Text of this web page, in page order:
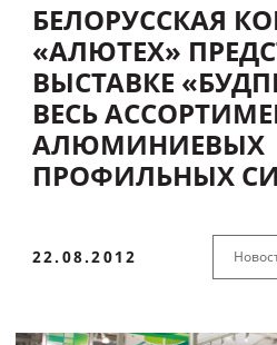
БЕЛОРУССКАЯ
«АЛЮТЕХ»
ВЫСТАВКЕ
ВЕСЬ
АЛЮМИНИЕВЫХ
ПРОФИЛЬНЫХ
22.08.2012